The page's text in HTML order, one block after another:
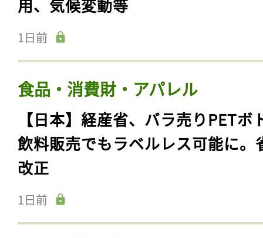
用、気候変動等
1日前
食品・消費財・アパレル
【日本】経産省、バラ売りPETボ
飲料販売でもラベルレス可能に。
改正
1日前